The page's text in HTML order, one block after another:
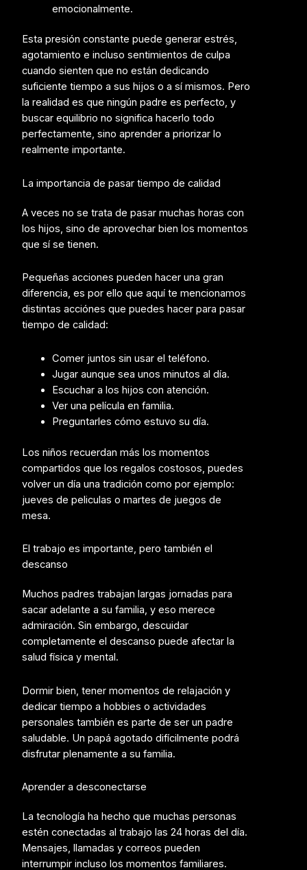
emocionalmente.
Esta presión constante puede generar estrés,
agotamiento e incluso sentimientos de culpa
cuando sienten que no están dedicando
suficiente tiempo a sus hijos o a sí mismos. Pero
la realidad es que ningún padre es perfecto, y
buscar equilibrio no significa hacerlo todo
perfectamente, sino aprender a priorizar lo
realmente importante.
La importancia de pasar tiempo de calidad
A veces no se trata de pasar muchas horas con
los hijos, sino de aprovechar bien los momentos
que sí se tienen.
Pequeñas acciones pueden hacer una gran
diferencia, es por ello que aquí te mencionamos
distintas acciónes que puedes hacer para pasar
tiempo de calidad:
Comer juntos sin usar el teléfono.
Jugar aunque sea unos minutos al día.
Escuchar a los hijos con atención.
Ver una película en familia.
Preguntarles cómo estuvo su día.
Los niños recuerdan más los momentos
compartidos que los regalos costosos, puedes
volver un día una tradición como por ejemplo:
jueves de peliculas o martes de juegos de
mesa.
El trabajo es importante, pero también el
descanso
Muchos padres trabajan largas jornadas para
sacar adelante a su familia, y eso merece
admiración. Sin embargo, descuidar
completamente el descanso puede afectar la
salud física y mental.
Dormir bien, tener momentos de relajación y
dedicar tiempo a hobbies o actividades
personales también es parte de ser un padre
saludable. Un papá agotado difícilmente podrá
disfrutar plenamente a su familia.
Aprender a desconectarse
La tecnología ha hecho que muchas personas
estén conectadas al trabajo las 24 horas del día.
Mensajes, llamadas y correos pueden
interrumpir incluso los momentos familiares.